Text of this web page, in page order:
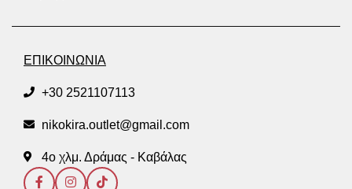
ΕΠΙΚΟΙΝΩΝΙΑ
+30 2521107113
nikokira.outlet@gmail.com
4ο χλμ. Δράμας - Καβάλας